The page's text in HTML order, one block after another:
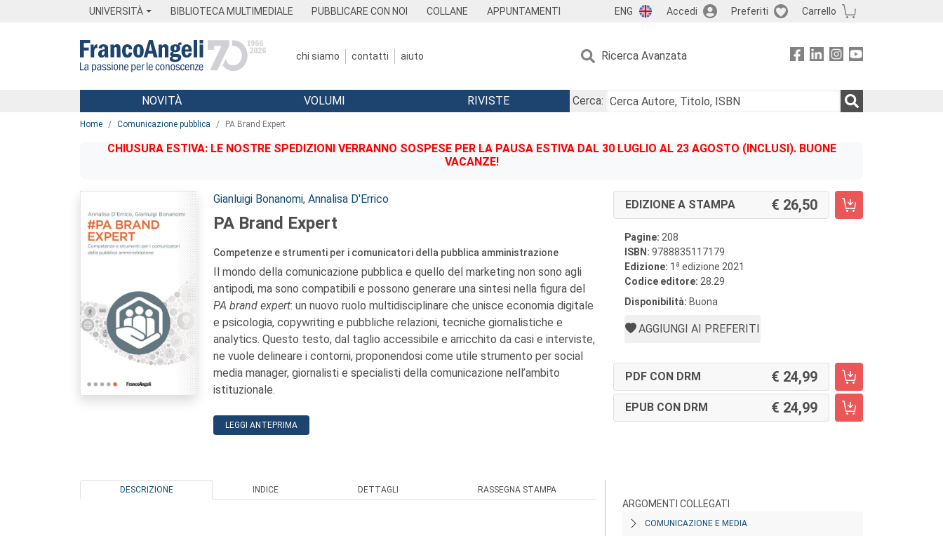
UNIVERSITÀ BIBLIOTECA MULTIMEDIALE PUBBLICARE CON NOI COLLANE APPUNTAMENTI ENG Accedi Preferiti Carrello
chi siamo contatti aiuto Ricerca Avanzata
Menu
NOVITÀ VOLUMI RIVISTE
Cerca:
Home Comunicazione pubblica PA Brand Expert
CHIUSURA ESTIVA: LE NOSTRE SPEDIZIONI VERRANNO SOSPESE PER LA PAUSA ESTIVA DAL 30 LUGLIO AL 23 AGOSTO (INCLUSI). BUONE
VACANZE!
Autori:
Gianluigi Bonanomi, Annalisa D'Errico
PA Brand Expert
Competenze e strumenti per i comunicatori della pubblica amministrazione
Il mondo della comunicazione pubblica e quello del marketing non sono agli
antipodi, ma sono compatibili e possono generare una sintesi nella figura del
PA brand expert: un nuovo ruolo multidisciplinare che unisce economia digitale
e psicologia, copywriting e pubbliche relazioni, tecniche giornalistiche e
analytics. Questo testo, dal taglio accessibile e arricchito da casi e interviste,
ne vuole delineare i contorni, proponendosi come utile strumento per social
media manager, giornalisti e specialisti della comunicazione nell’ambito
istituzionale.
LEGGI ANTEPRIMA
EDIZIONE A STAMPA 26,50
Pagine: 208
ISBN: 9788835117179
Edizione: 1 a edizione 2021
Codice editore: 28.29
Disponibilità: Buona
AGGIUNGI AI PREFERITI
PDF CON DRM 24,99
EPUB CON DRM 24,99
DESCRIZIONE INDICE DETTAGLI RASSEGNA STAMPA
ARGOMENTI COLLEGATI
COMUNICAZIONE E MEDIA